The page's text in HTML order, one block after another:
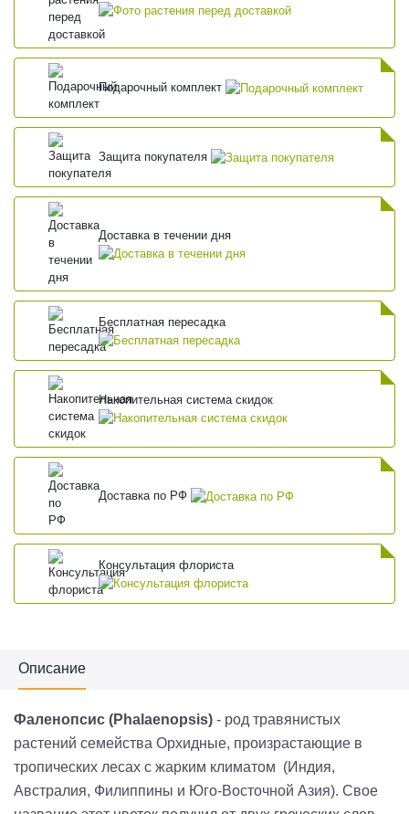
Подарочный комплект
Защита покупателя
Доставка в течении дня
Бесплатная пересадка
Накопительная система скидок
Доставка по РФ
Консультация флориста
Описание
Фаленопсис (Phalaenopsis) - род травянистых
растений семейства Орхидные, произрастающие в
тропических лесах с жарким климатом (Индия,
Австралия, Филиппины и Юго-Восточной Азия). Свое